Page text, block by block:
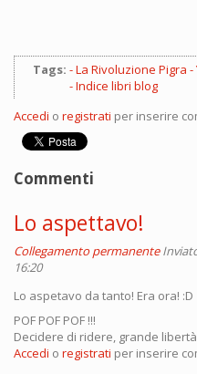
Tags:
La Rivoluzione Pigra
Indice libri blog
Accedi o registrati per inserire
Commenti
Lo aspettavo!
Collegamento permanente
16:20
Lo aspetavo da tanto! Era ora! :D
POF POF POF !!!
Decidere di ridere, grande
Accedi o registrati per inserire